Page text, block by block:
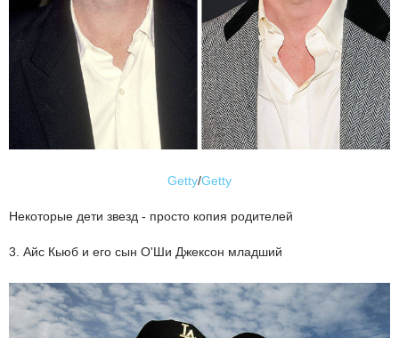
Getty/Getty
Некоторые дети звезд - просто копия родителей
3. Айс Кьюб и его сын О'Ши Джексон младший